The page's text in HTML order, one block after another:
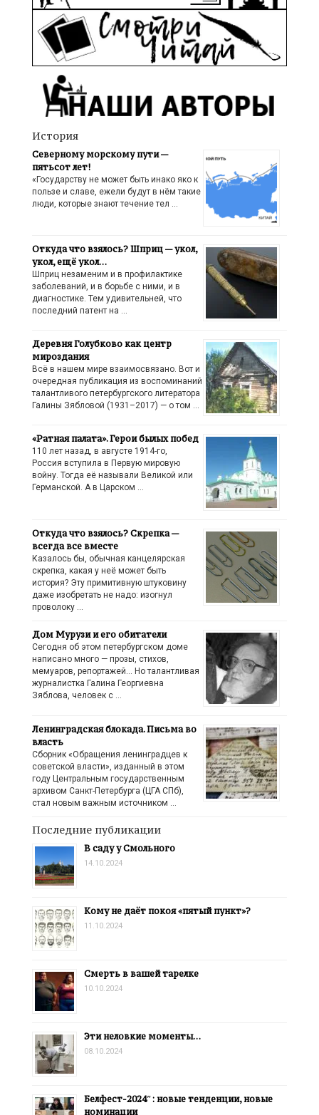
История
Северному морскому пути —
пятьсот лет!
«Государству не может быть инако яко к
пользе и славе, ежели будут в нём такие
люди, которые знают течение тел …
Откуда что взялось? Шприц — укол,
укол, ещё укол…
Шприц незаменим и в профилактике
заболеваний, и в борьбе с ними, и в
диагностике. Тем удивительней, что
последний патент на …
Деревня Голубково как центр
мироздания
Всё в нашем мире взаимосвязано. Вот и
очередная публикация из воспоминаний
талантливого петербургского литератора
Галины Зябловой (1931–2017) — о том …
«Ратная палата». Герои былых побед
110 лет назад, в августе 1914-го,
Россия вступила в Первую мировую
войну. Тогда её называли Великой или
Германской. А в Царском …
Откуда что взялось? Скрепка —
всегда все вместе
Казалось бы, обычная канцелярская
скрепка, какая у неё может быть
история? Эту примитивную штуковину
даже изобретать не надо: изогнул
проволоку …
Дом Мурузи и его обитатели
Сегодня об этом петербургском доме
написано много — прозы, стихов,
мемуаров, репортажей… Но талантливая
журналистка Галина Георгиевна
Зяблова, человек с …
Ленинградская блокада. Письма во
власть
Сборник «Обращения ленинградцев к
советской власти», изданный в этом
году Центральным государственным
архивом Санкт-Петербурга (ЦГА СПб),
стал новым важным источником …
Последние публикации
В саду у Смольного
14.10.2024
Кому не даёт покоя «пятый пункт»?
11.10.2024
Смерть в вашей тарелке
10.10.2024
Эти неловкие моменты…
08.10.2024
Белфест-2024″: новые тенденции, новые
номинации